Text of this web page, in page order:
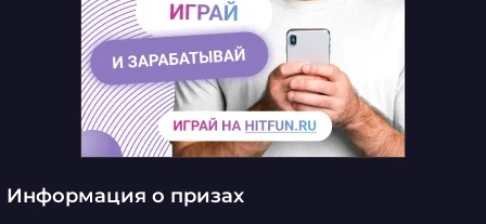
Информация о призах